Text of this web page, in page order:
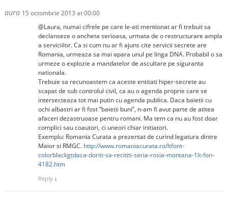
aura 15 octombrie 2013 at 00:00
@Laura, numai cifrele pe care le-ati mentionat ar fi trebuit sa
declanseze o ancheta serioasa, urmata de o restructurare ampla
a serviciilor. Ca si cum nu ar fi ajuns cite servicii secrete are
Romania, urmeaza sa mai apara unul pe linga DNA. Probabil o sa
urmeze o explozie a mandatelor de ascultare pe siguranta
nationala.
Trebuie sa recunoastem ca aceste entitati hiper-secrete au
scapat de sub controlul civil, ca au o agenda proprie care se
intersecteaza tot mai putin cu agenda publica. Daca baietii cu
ochi albastri ar fi fost “baietii buni”, n-am fi avut parte de atitea
afaceri dezastruoase pentru romani. Ma tem ca nu au fost doar
complici sau coautori, ci uneori chiar initiatori.
Exemplu: Romania Curata a prezentat de curind legatura dintre
Maior si RMGC. http://www.romaniacurata.ro/ltfont-
colorblackgtdaca-doriti-sa-recititi-seria-rosia-montana-1lt-fon-
4182.htm
Reply ↓